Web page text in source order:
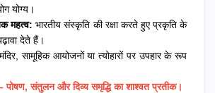
योग्य।
महत्व:भारतीय संस्कृति की रक्षा करते हुए प्रकृति के
देते हैं।
सामूहिक आयोजनों या त्योहारों पर उपहार के रूप
पोषण, संतुलन और दिव्य समृद्धि का शाश्वत प्रतीक।